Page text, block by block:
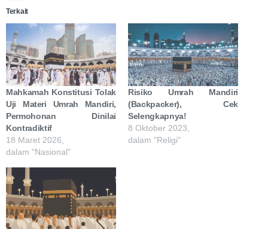
Terkait
Mahkamah Konstitusi Tolak
Uji Materi Umrah Mandiri,
Permohonan Dinilai
Kontradiktif
18 Maret 2026,
dalam "Nasional"
Risiko Umrah Mandiri
(Backpacker), Cek
Selengkapnya!
8 Oktober 2023,
dalam "Religi"